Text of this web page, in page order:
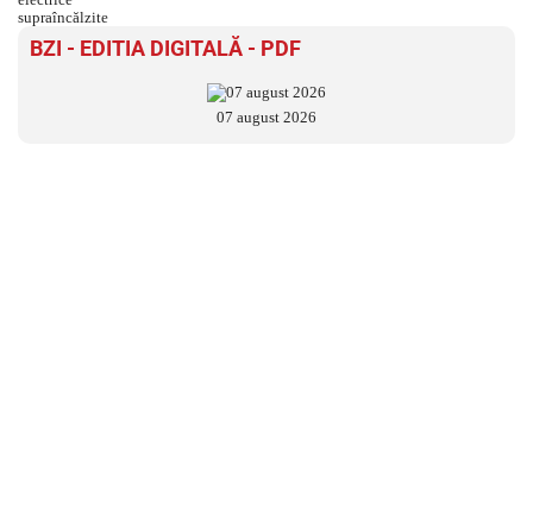
BZI - EDITIA DIGITALĂ - PDF
07 august 2026